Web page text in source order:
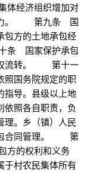
经济组织增加对
力。 第九条 国
包方的土地承包经
条 国家保护承包
权流转。 第十一
国务院规定的职
指导。县级以上地
依照各自职责，负
理。乡（镇）人民
包合同管理。 第
的权利和义务
村农民集体所有